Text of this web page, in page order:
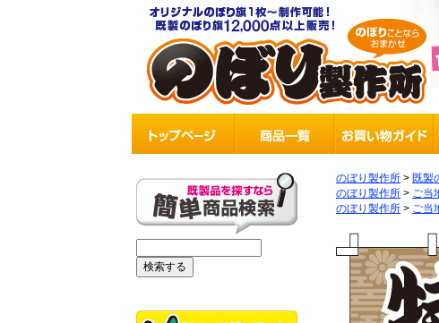
のぼり製作所 > 既製
のぼり製作所 > ご当
のぼり製作所 > ご当